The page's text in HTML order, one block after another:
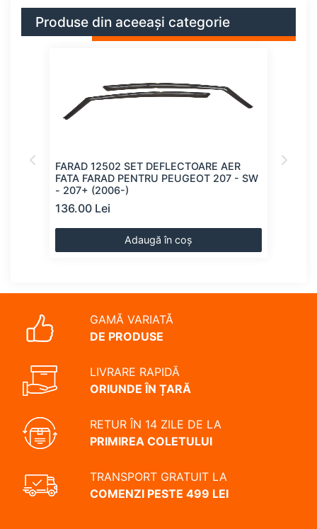
Produse din aceeași categorie
FARAD 12502 SET DEFLECTOARE AER
FATA FARAD PENTRU PEUGEOT 207 - SW
- 207+ (2006-)
136.00 Lei
Adaugă în coș
GAMĂ VARIATĂ
DE PRODUSE
LIVRARE RAPIDĂ
ORIUNDE ÎN ȚARĂ
RETUR ÎN 14 ZILE DE LA
PRIMIREA COLETULUI
TRANSPORT GRATUIT LA
COMENZI PESTE 499 LEI